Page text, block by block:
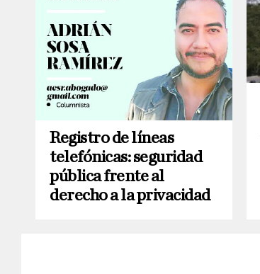
Registro de líneas
telefónicas: seguridad
pública frente al
derecho a la privacidad